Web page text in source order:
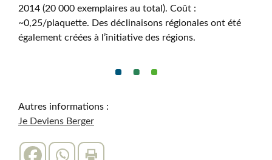
2014 (20 000 exemplaires au total). Coût :
~0,25/plaquette. Des déclinaisons régionales ont été
également créées à l’initiative des régions.
Autres informations :
Je Deviens Berger